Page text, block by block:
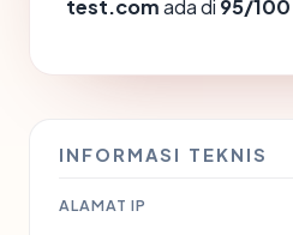
test.comada di 95/100
INFORMASI TEKNIS
ALAMAT IP